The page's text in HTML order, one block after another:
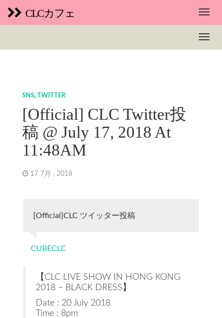
CLCカフェ
SNS, TWITTER
[Official] CLC Twitter投
稿 @ July 17, 2018 At
11:48AM
17 7月 , 2018
[Official]CLC ツイッター投稿
CUBECLC
【CLC LIVE SHOW IN HONG KONG
2018 – BLACK DRESS】
Date : 20 July 2018
Time : 8pm